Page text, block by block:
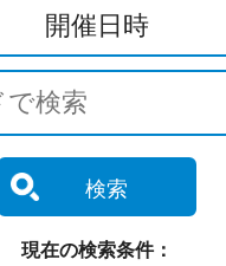
開催日時
検索
現在の検索条件：